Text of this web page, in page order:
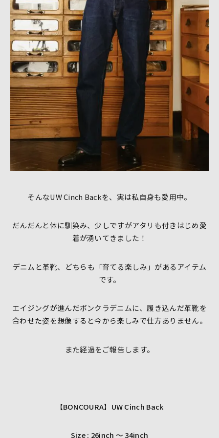
そんなUW Cinch Backを、実は私自身も愛用中。
だんだんと体に馴染み、少しですがアタリも付きはじめ愛
着が湧いてきました！
デニムと革靴、どちらも「育てる楽しみ」があるアイテム
です。
エイジングが進んだボンクラデニムに、履き込んだ革靴を
合わせた姿を想像すると今から楽しみで仕方ありません。
また経過をご報告します。
【BONCOURA】UW Cinch Back
Size : 26inch ～ 34inch